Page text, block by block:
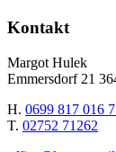
Kontakt
Margot Hulek
Emmersdorf 21
H. 0699 817 016
T. 02752 71262